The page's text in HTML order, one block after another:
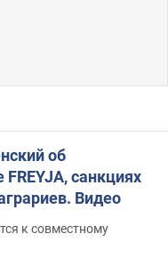
об
санкциях
Видео
к совместному